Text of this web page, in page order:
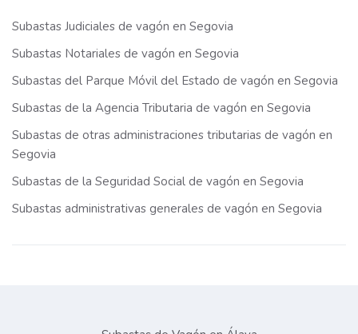
Subastas Judiciales de vagón en Segovia
Subastas Notariales de vagón en Segovia
Subastas del Parque Móvil del Estado de vagón en Segovia
Subastas de la Agencia Tributaria de vagón en Segovia
Subastas de otras administraciones tributarias de vagón en
Segovia
Subastas de la Seguridad Social de vagón en Segovia
Subastas administrativas generales de vagón en Segovia